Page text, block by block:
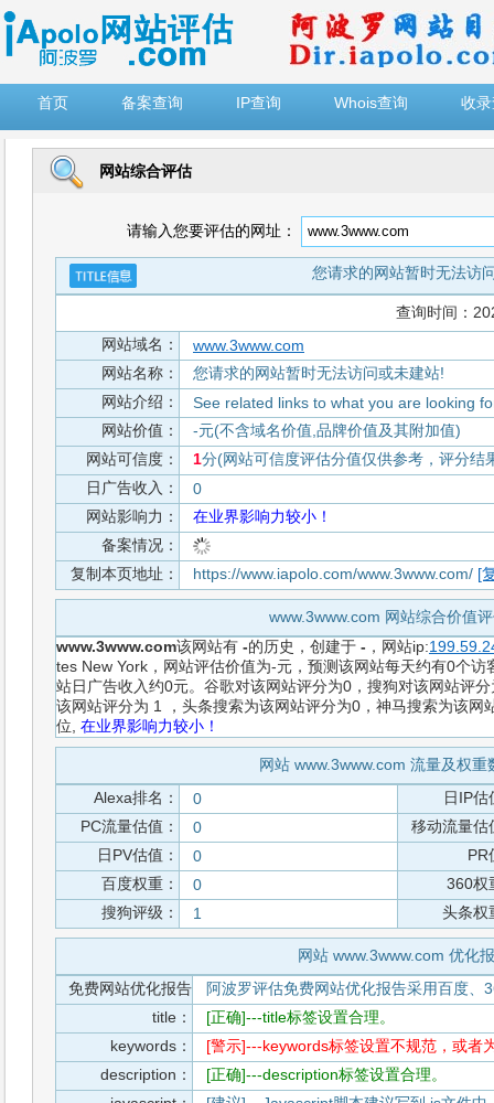
首页
备案查询 IP查询 Whois查询 收
网站综合评估
请输入您要评估的网址：
您请求的网站暂时无法访
查询时间：
网站域名：
www.3www.com
网站名称：
您请求的网站暂时无法访问或未建站!
网站介绍：
See related links to what you are looking
网站价值：
-元(不含域名价值,品牌价值及其附加值)
网站可信度：
1分(网站可信度评估分值仅供参考，评分结
日广告收入：
0
网站影响力：
在业界影响力较小！
备案情况：
复制本页地址：
https://www.iapolo.com/www.3www.com/ [
www.3www.com 网站综合价值
www.3www.com该网站有 -的历史，创建于 - ，网站ip:
tes New York，网站评估价值为-元，预测该网站每天约有0个
站日广告收入约0元。谷歌对该网站评分为0，搜狗对该网站评
该网站评分为 1 ，头条搜索为该网站评分为0，神马搜索为该
位, 在业界影响力较小！
网站 www.3www.com 流量及权重
Alexa排名：
0
日IP估
PC流量估值：
0
移动流量估
日PV估值：
0
PR
百度权重：
0
360权
搜狗评级：
1 头条权
网站 www.3www.com 优化
免费网站优化报告
阿波罗评估免费网站优化报告采用百度、
title：
[正确]---title标签设置合理。
keywords：
[警示]---keywords标签设置不规范，或者
description：
[正确]---description标签设置合理。